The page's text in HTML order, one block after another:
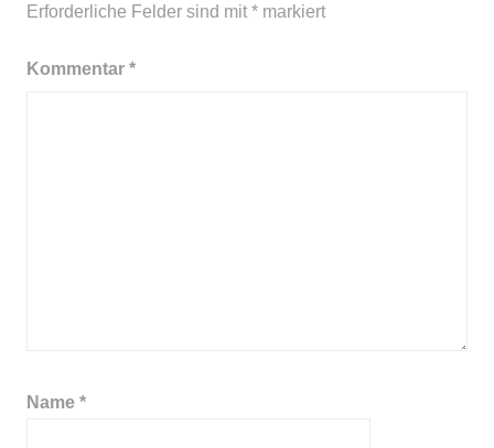
Erforderliche Felder sind mit * markiert
Kommentar *
Name *